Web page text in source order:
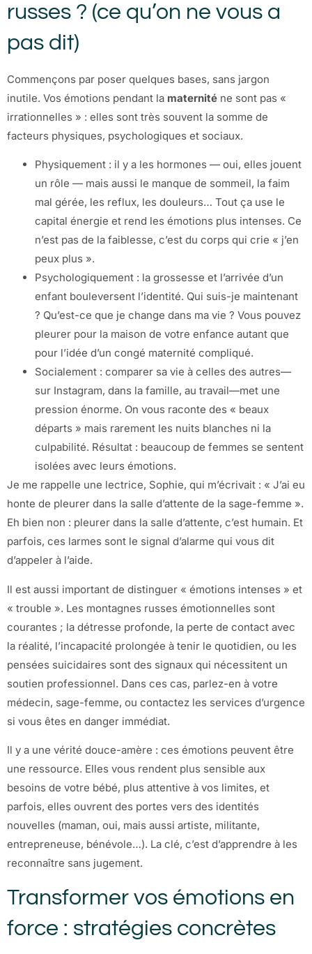
russes ? (ce qu’on ne vous a
pas dit)
Commençons par poser quelques bases, sans jargon
inutile. Vos émotions pendant la maternité ne sont pas «
irrationnelles » : elles sont très souvent la somme de
facteurs physiques, psychologiques et sociaux.
Physiquement : il y a les hormones — oui, elles jouent
un rôle — mais aussi le manque de sommeil, la faim
mal gérée, les reflux, les douleurs… Tout ça use le
capital énergie et rend les émotions plus intenses. Ce
n’est pas de la faiblesse, c’est du corps qui crie « j’en
peux plus ».
Psychologiquement : la grossesse et l’arrivée d’un
enfant bouleversent l’identité. Qui suis-je maintenant
? Qu’est-ce que je change dans ma vie ? Vous pouvez
pleurer pour la maison de votre enfance autant que
pour l’idée d’un congé maternité compliqué.
Socialement : comparer sa vie à celles des autres—
sur Instagram, dans la famille, au travail—met une
pression énorme. On vous raconte des « beaux
départs » mais rarement les nuits blanches ni la
culpabilité. Résultat : beaucoup de femmes se sentent
isolées avec leurs émotions.
Je me rappelle une lectrice, Sophie, qui m’écrivait : « J’ai eu
honte de pleurer dans la salle d’attente de la sage-femme ».
Eh bien non : pleurer dans la salle d’attente, c’est humain. Et
parfois, ces larmes sont le signal d’alarme qui vous dit
d’appeler à l’aide.
Il est aussi important de distinguer « émotions intenses » et
« trouble ». Les montagnes russes émotionnelles sont
courantes ; la détresse profonde, la perte de contact avec
la réalité, l’incapacité prolongée à tenir le quotidien, ou les
pensées suicidaires sont des signaux qui nécessitent un
soutien professionnel. Dans ces cas, parlez-en à votre
médecin, sage-femme, ou contactez les services d’urgence
si vous êtes en danger immédiat.
Il y a une vérité douce-amère : ces émotions peuvent être
une ressource. Elles vous rendent plus sensible aux
besoins de votre bébé, plus attentive à vos limites, et
parfois, elles ouvrent des portes vers des identités
nouvelles (maman, oui, mais aussi artiste, militante,
entrepreneuse, bénévole…). La clé, c’est d’apprendre à les
reconnaître sans jugement.
Transformer vos émotions en
force : stratégies concrètes